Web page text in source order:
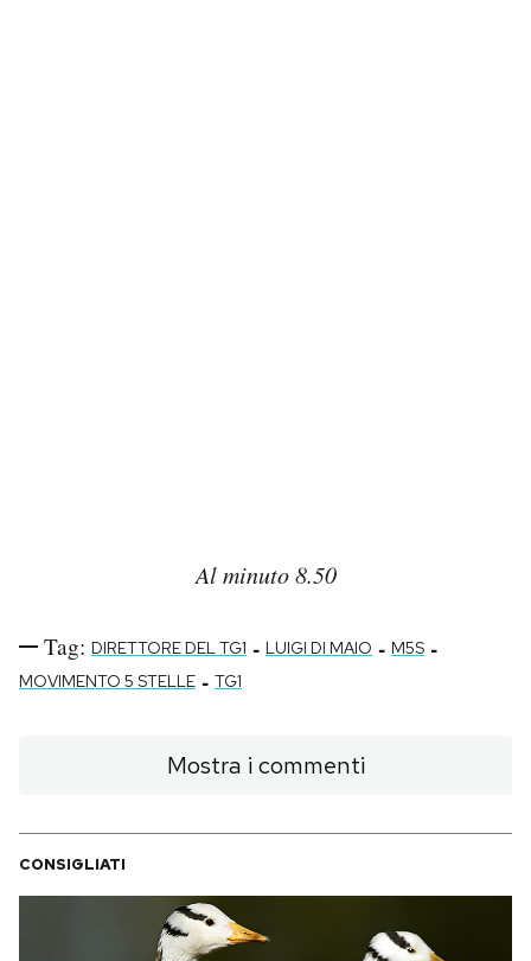
Al minuto 8.50
Tag: DIRETTORE DEL TG1 - LUIGI DI MAIO - M5S -
MOVIMENTO 5 STELLE - TG1
Mostra i commenti
CONSIGLIATI